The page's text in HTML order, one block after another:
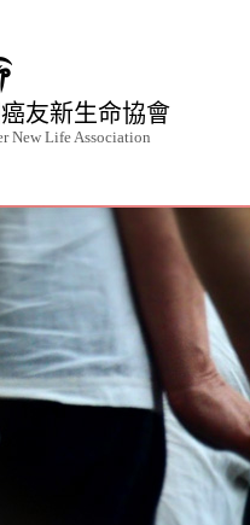
友新生命協會
New Life Association